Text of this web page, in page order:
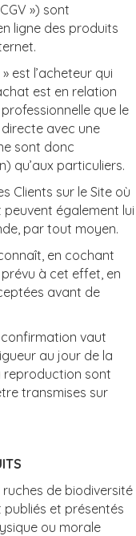
») sont
ligne des produits
est l’acheteur qui
est en relation
que le
avec une
sont donc
qu’aux particuliers.
Clients sur le Site où
également lui
par tout moyen.
en cochant
à cet effet, en
avant de
vaut
au jour de la
reproduction sont
transmises sur
ruches de biodiversité
publiés et présentés
ou morale